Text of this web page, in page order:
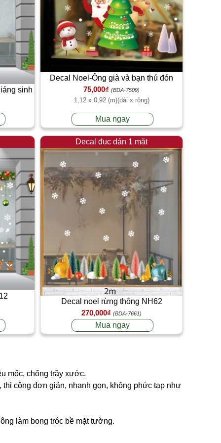
sinh
Decal Noel-Ông già và bạn thú đón
cùng cây thông
75,000₫ (BDA-7509)
1,12 x 0,92 (m)(dài x rộng)
Mua ngay
Decal đục dán 1 mặt
Decal noel rừng thông NH62
270,000₫ (BDA-7661)
Mua ngay
mốc, chống trầy xước.
thi công đơn giản, nhanh gọn, không phức tạp như
làm bong tróc bề mặt tường.